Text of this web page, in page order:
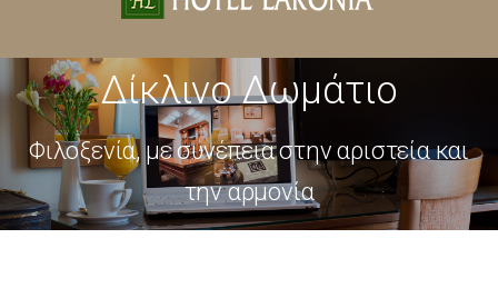
Δίκλινο Δωμάτιο
Φιλοξενία, με συνέπεια στην αριστεία και
την αρμονία